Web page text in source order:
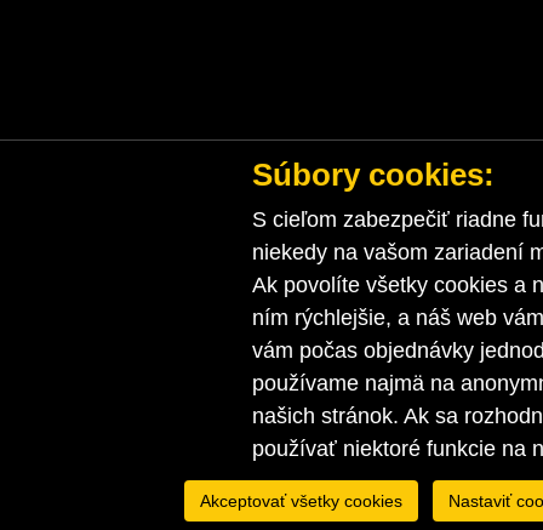
Súbory cookies:
S cieľom zabezpečiť riadne
niekedy na vašom zariadení
Ak povolíte všetky cookies a
ním rýchlejšie, a náš web
vám počas objednávky
používame najmä na
našich stránok. Ak sa
používať niektoré funkcie na
Akceptovať všetky cookies Nastaviť